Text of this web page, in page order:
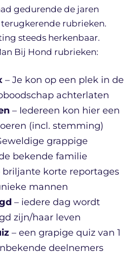
gedurende de jaren
rubrieken.
steeds herkenbaar.
Bij Hond rubrieken:
– Je kon op een plek in de
achterlaten
– Iedereen kon hier een
(incl. stemming)
grappige
bekende familie
briljante korte reportages
mannen
– iedere dag wordt
zijn/haar leven
– een grapige quiz van 1
deelnemers